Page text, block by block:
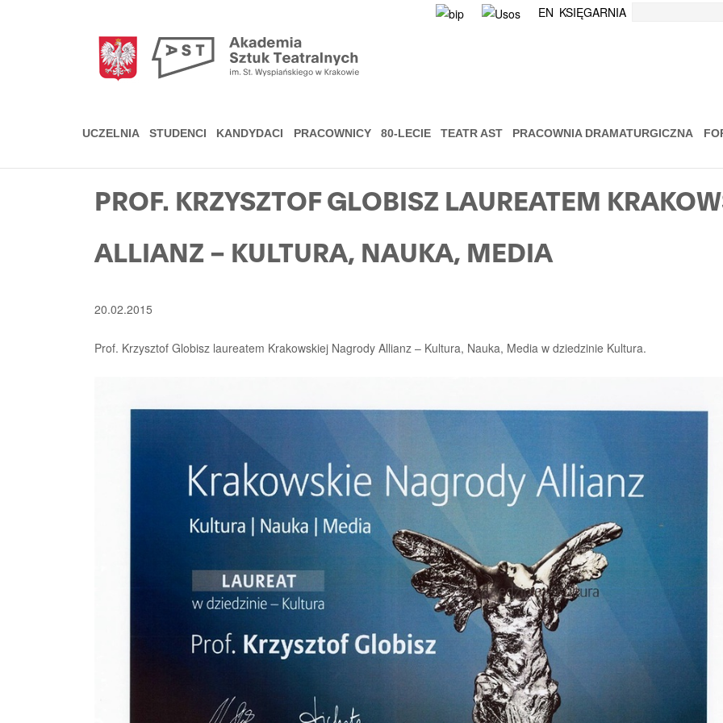
EN KSIĘGARNIA
UCZELNIA STUDENCI KANDYDACI PRACOWNICY 80-LECIE TEATR AST PRACOWNIA DRAMATURGICZNA
PROF. KRZYSZTOF GLOBISZ LAUREATEM
ALLIANZ – KULTURA, NAUKA, MEDIA
20.02.2015
Prof. Krzysztof Globisz laureatem Krakowskiej Nagrody Allianz – Kultura, Nauka, Media w dziedzinie Kultura.